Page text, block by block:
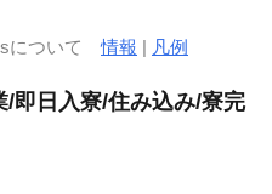
について情報 | 凡例
即日入寮/住み込み/寮完